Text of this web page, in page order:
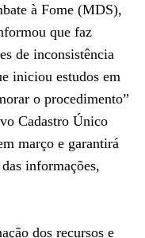
à Fome (MDS),
que faz
de inconsistência
iniciou estudos em
o procedimento”
Cadastro Único
março e garantirá
informações,
dos recursos e